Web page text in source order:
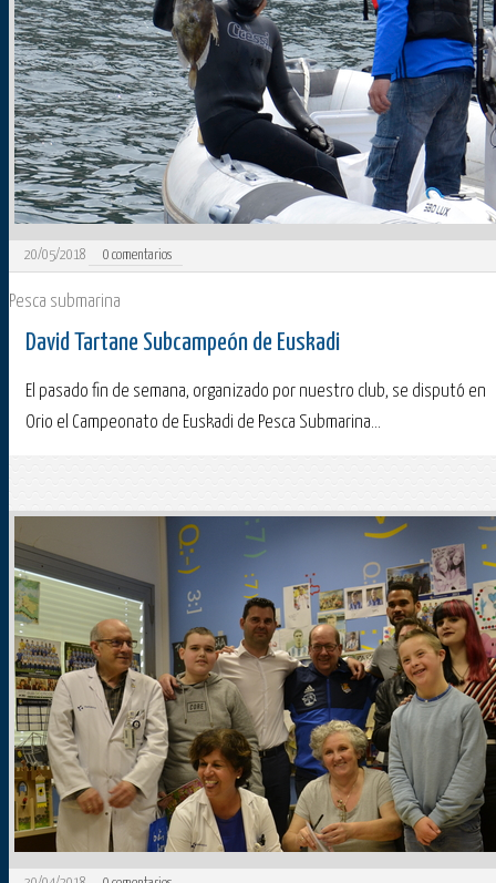
20/05/2018 0 comentarios
Pesca submarina
David Tartane Subcampeón de Euskadi
El pasado fin de semana, organizado por nuestro club, se disputó en
Orio el Campeonato de Euskadi de Pesca Submarina...